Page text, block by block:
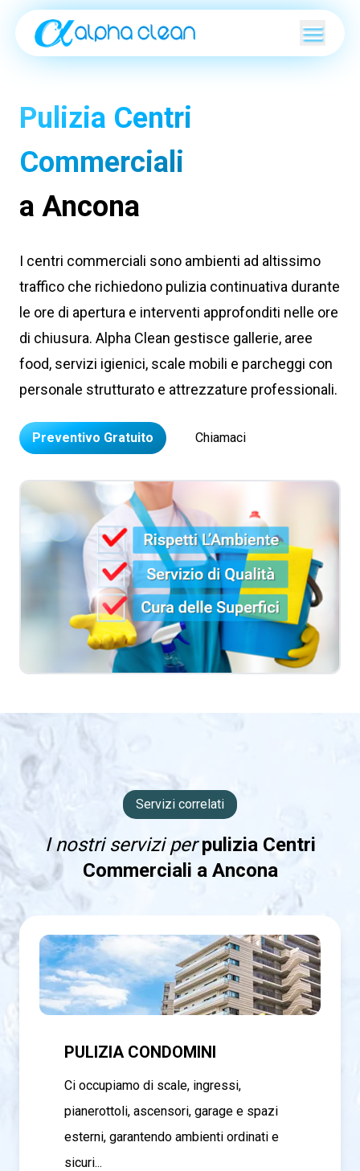
Pulizia Centri
Commerciali
a Ancona
I centri commerciali sono ambienti ad altissimo
traffico che richiedono pulizia continuativa durante
le ore di apertura e interventi approfonditi nelle ore
di chiusura. Alpha Clean gestisce gallerie, aree
food, servizi igienici, scale mobili e parcheggi con
personale strutturato e attrezzature professionali.
Preventivo Gratuito Chiamaci
Servizi correlati
I nostri servizi perpulizia Centri
Commerciali a Ancona
PULIZIA CONDOMINI
Ci occupiamo di scale, ingressi,
pianerottoli, ascensori, garage e spazi
esterni, garantendo ambienti ordinati e
sicuri...